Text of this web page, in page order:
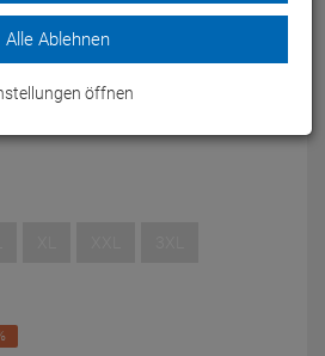
Bermuda bist Du während und
Alle Ablehnen
öffnen